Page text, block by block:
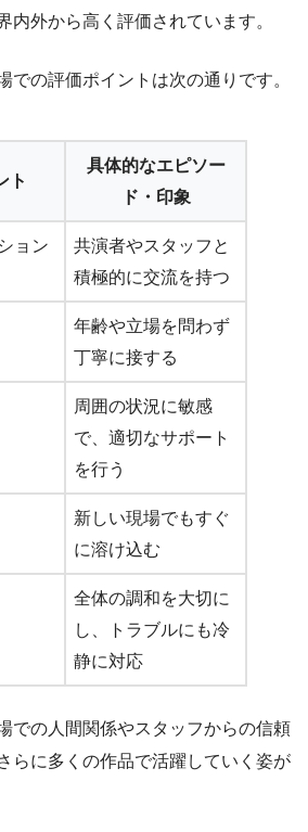
内外から高く評価されています。
での評価ポイントは次の通りです。
ト
具体的なエピソー
ド・印象
ョン
共演者やスタッフと
積極的に交流を持つ
年齢や立場を問わず
丁寧に接する
周囲の状況に敏感
で、適切なサポート
を行う
新しい現場でもすぐ
に溶け込む
全体の調和を大切に
し、トラブルにも冷
静に対応
での人間関係やスタッフからの信頼
らに多くの作品で活躍していく姿が